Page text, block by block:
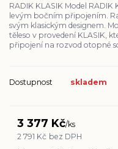
RADIK KLASIK Model
levým bočním připojením.
svým klasickým designem.
těleso v provedení KLASIK,
připojení na rozvod otopné
Dostupnost skladem
3 377 Kč/ks
2 791 Kč bez DPH